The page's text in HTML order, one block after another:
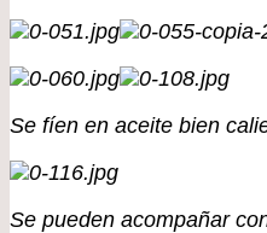
Se fíen en aceite bien
Se pueden acompañar